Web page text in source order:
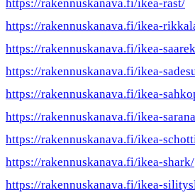
https://rakennuskanava.fi/ikea-rast/
https://rakennuskanava.fi/ikea-
https://rakennuskanava.fi/ikea-
https://rakennuskanava.fi/ikea-
https://rakennuskanava.fi/ikea-
https://rakennuskanava.fi/ikea-
https://rakennuskanava.fi/ikea-
https://rakennuskanava.fi/ikea-shark/
https://rakennuskanava.fi/ikea-